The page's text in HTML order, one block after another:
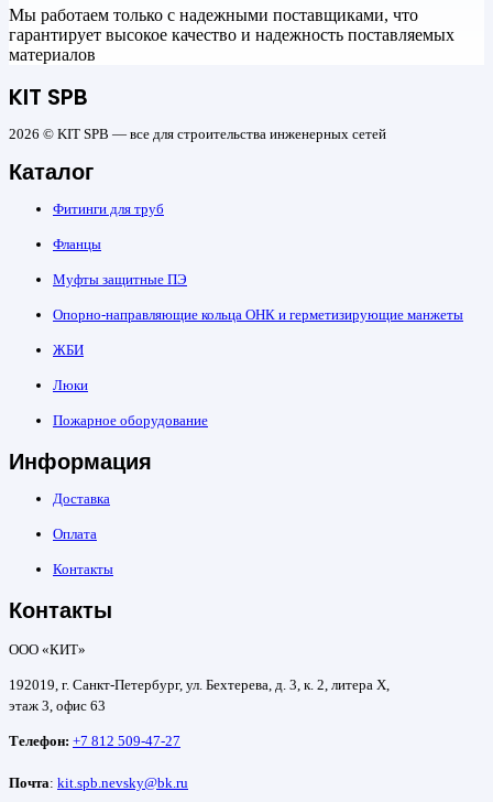
Мы работаем только с надежными поставщиками, что
гарантирует высокое качество и надежность поставляемых
материалов
KIT SPB
2026 © KIT SPB — все для строительства инженерных сетей
Каталог
Фитинги для труб
Фланцы
Муфты защитные ПЭ
Опорно-направляющие кольца ОНК и герметизирующие манжеты
ЖБИ
Люки
Пожарное оборудование
Информация
Доставка
Оплата
Контакты
Контакты
ООО «КИТ»
192019, г. Санкт-Петербург, ул. Бехтерева, д. 3, к. 2, литера Х,
этаж 3, офис 63
Телефон: +7 812 509-47-27
Почта: kit.spb.nevsky@bk.ru